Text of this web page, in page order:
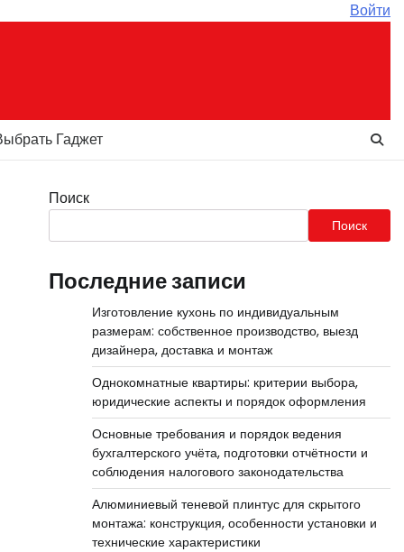
Войти
Гаджет
Поиск
Поиск
Последние записи
Изготовление кухонь по индивидуальным
размерам: собственное производство, выезд
дизайнера, доставка и монтаж
Однокомнатные квартиры: критерии выбора,
юридические аспекты и порядок оформления
Основные требования и порядок ведения
бухгалтерского учёта, подготовки отчётности и
соблюдения налогового законодательства
Алюминиевый теневой плинтус для скрытого
монтажа: конструкция, особенности установки и
технические характеристики